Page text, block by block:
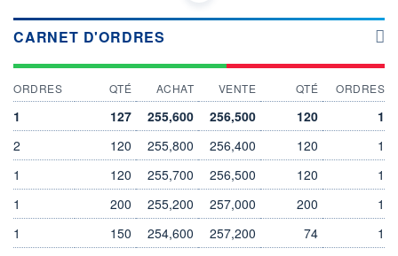
Cotation sur les autres places
14h23 15h58
OUVERTURE CLÔTURE VEILLE
254,100
+ HAUT + BAS
CARNET D'ORDRES
ORDRES QTÉ ACHAT VENTE QTÉ ORDRES
1 127 255,600 256,500 120
1
2
120 255,800 256,400 120
1
1
120 255,700 256,500 120
1
1
200 255,200 257,000 200
1
1
150 254,600 257,200 74
1